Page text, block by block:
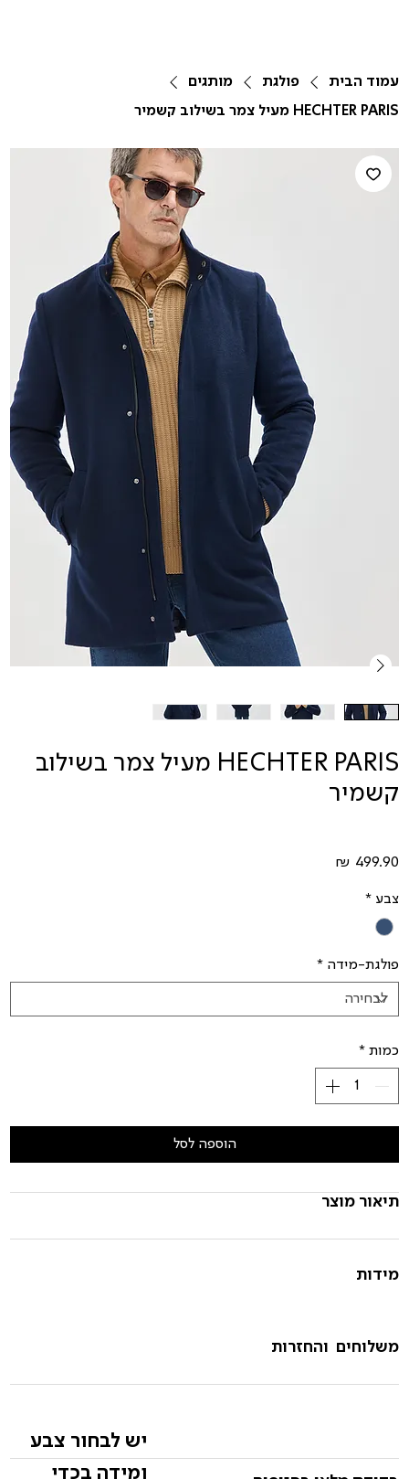
עמוד הבית פולגת
מותגים
HECHTER PARIS מעיל צמר בשילוב קשמיר
HECHTER PARIS מעיל צמר בשילוב
קשמיר
צבע *
פולגת-מידה *
כמות *
הוספה לסל
תיאור מוצר
מידות
משלוחים והחזרות
יש לבחור צבע
ומידה בכדי